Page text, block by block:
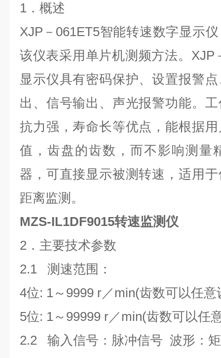
1．概述
XJP－061ET5智能转速数字显示
该仪表采用单片机测频方法。XJP
显示仪具有密码保护、设置报警
出、信号输出、声光报警功能。
抗力强，寿命长等优点，能根据
值，齿盘的齿数，而不影响测量
器，可直接显示被测转速，适用
距离监测。
MZS-IL1DF9015转速监测仪
2．主要技术参数
2.1 测速范围：
4位: 1～9999 r／min(齿数可以任意
5位: 1～99999 r／min(齿数可以任
2.2 输入信号：脉冲信号 波形：